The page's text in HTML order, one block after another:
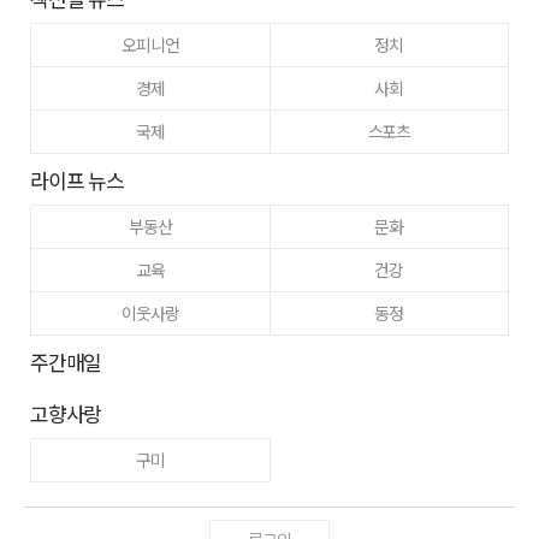
오피니언
정치
경제
사회
국제
스포츠
라이프 뉴스
부동산
문화
교육
건강
이웃사랑
동정
주간매일
고향사랑
구미